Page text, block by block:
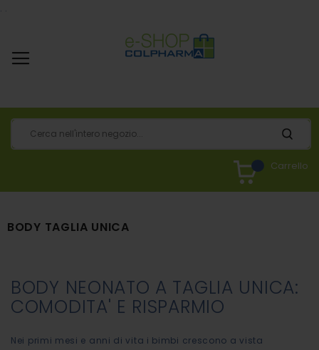
. .
Carrello
BODY TAGLIA UNICA
BODY NEONATO A TAGLIA UNICA:
COMODITA' E RISPARMIO
Nei primi mesi e anni di vita i bimbi crescono a vista